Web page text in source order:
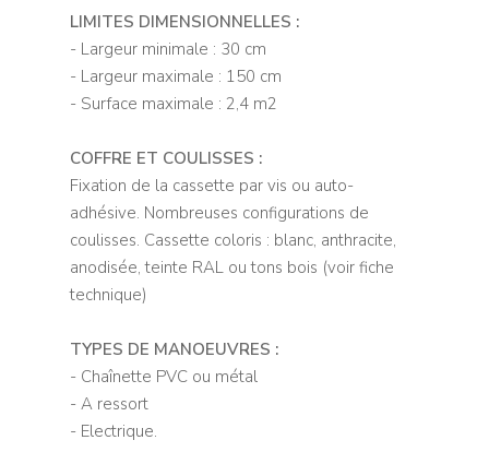
LIMITES DIMENSIONNELLES :
- Largeur minimale : 30 cm
- Largeur maximale : 150 cm
- Surface maximale : 2,4 m2
COFFRE ET COULISSES :
Fixation de la cassette par vis ou auto-
adhésive. Nombreuses configurations de
coulisses. Cassette coloris : blanc, anthracite,
anodisée, teinte RAL ou tons bois (voir fiche
technique)
TYPES DE MANOEUVRES :
- Chaînette PVC ou métal
- A ressort
- Electrique.